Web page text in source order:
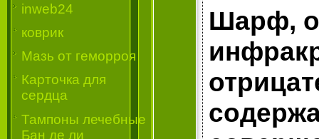
inweb24
коврик
Мазь от геморроя
Карточка для
сердца
Тампоны лечебные
Бан де ли
Шарф,